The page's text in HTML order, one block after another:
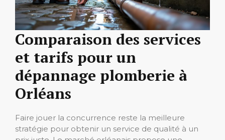
Comparaison des services
et tarifs pour un
dépannage plomberie à
Orléans
Faire jouer la concurrence reste la meilleure
stratégie pour obtenir un service de qualité à un